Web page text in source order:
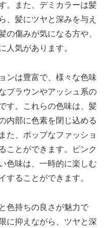
。また、デミカラーは髪
、髪にツヤと深みを与え
の傷みが気になる方や、
人気があります。
ンは豊富で、様々な色味
ブラウンやアッシュ系の
す。これらの色味は、髪
内部に色素を閉じ込める
た、ポップなファッショ
ことができます。ピンク
色味は、一時的に楽しむ
することができます。
色持ちの良さが魅力で
に抑えながら、ツヤと深